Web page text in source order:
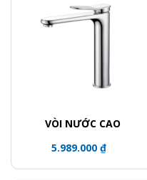
VÒI NƯỚC CAO
5.989.000 ₫